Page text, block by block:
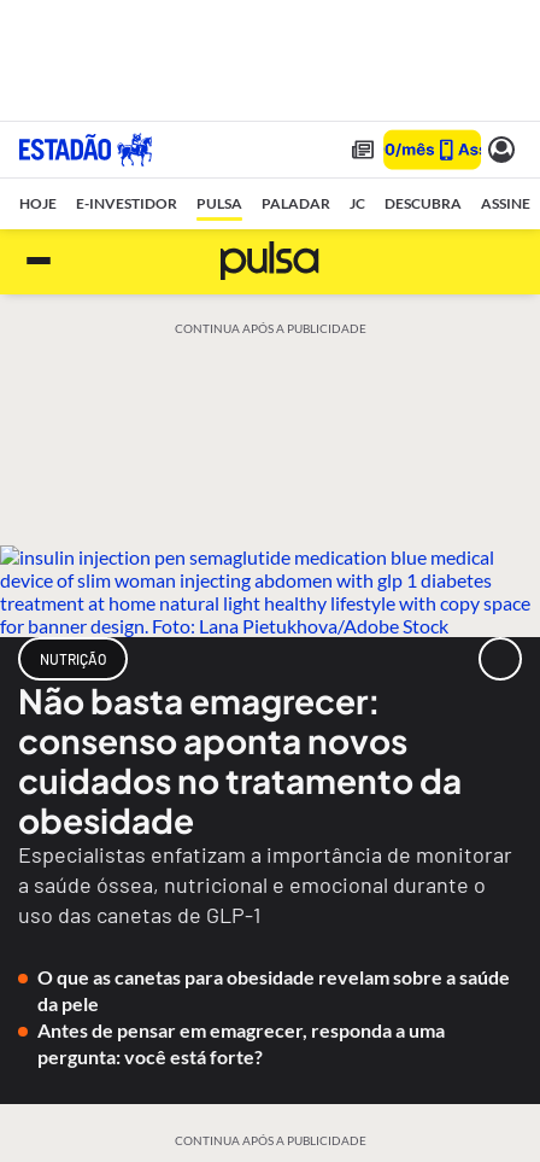
HOJE E-INVESTIDOR PULSA PALADAR JC DESCUBRA ASSINE
CONTINUA APÓS A PUBLICIDADE
NUTRIÇÃO
Não basta emagrecer:
consenso aponta novos
cuidados no tratamento da
obesidade
Especialistas enfatizam a importância de monitorar
a saúde óssea, nutricional e emocional durante o
uso das canetas de GLP-1
O que as canetas para obesidade revelam sobre a saúde
da pele
Antes de pensar em emagrecer, responda a uma
pergunta: você está forte?
CONTINUA APÓS A PUBLICIDADE